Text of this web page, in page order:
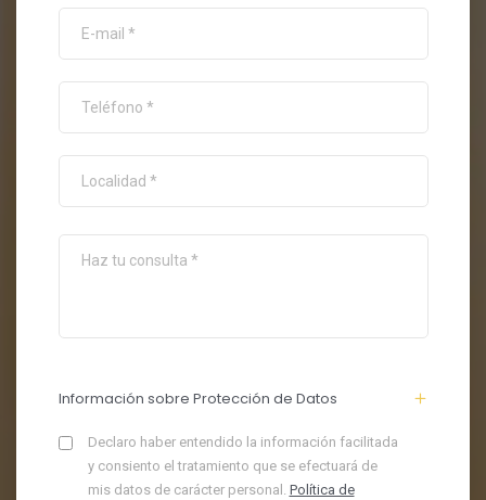
Información sobre Protección de Datos
Declaro haber entendido la información facilitada
y consiento el tratamiento que se efectuará de
mis datos de carácter personal. Política de